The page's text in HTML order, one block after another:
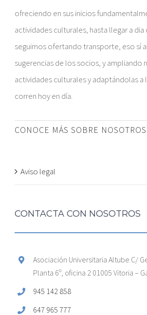
ofreciendo en sus inicios
actividades culturales, hasta llegar a dia
seguimos ofertando transporte, eso sí
sugerencias de los socios, y ampliando
actividades culturales y adaptándolas
corren hoy en día.
CONOCE MÁS SOBRE NOSOTROS
Aviso legal
CONTACTA CON NOSOTROS
Asociación Universitaria Altube C/
Planta 6º, oficina 2 01005 Vitoria –
945 142 858
647 965 777